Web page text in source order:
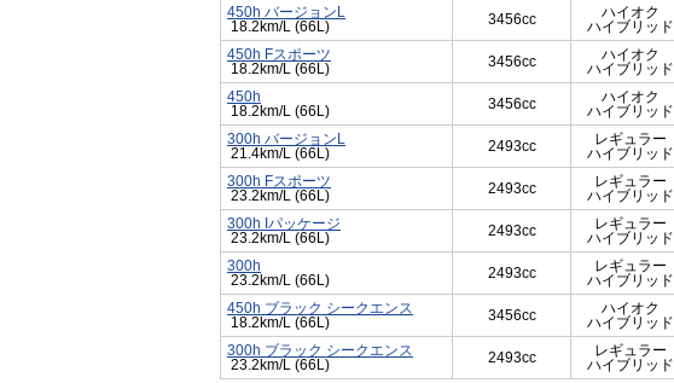
450h バージョンL
18.2km/L (66L)
3456cc
ハイオク
ハイブリッド
450h Fスポーツ
18.2km/L (66L)
3456cc
ハイオク
ハイブリッド
450h
18.2km/L (66L)
3456cc
ハイオク
ハイブリッド
300h バージョンL
21.4km/L (66L)
2493cc
レギュラー
ハイブリッド
300h Fスポーツ
23.2km/L (66L)
2493cc
レギュラー
ハイブリッド
300h Iパッケージ
23.2km/L (66L)
2493cc
レギュラー
ハイブリッド
300h
23.2km/L (66L)
2493cc
レギュラー
ハイブリッド
450h ブラック シークエンス
18.2km/L (66L)
3456cc
ハイオク
ハイブリッド
300h ブラック シークエンス
23.2km/L (66L)
2493cc
レギュラー
ハイブリッド